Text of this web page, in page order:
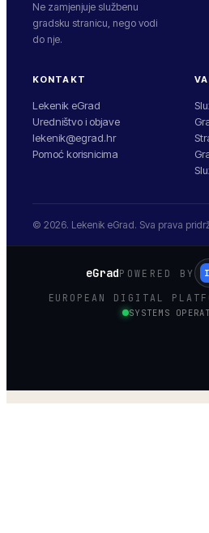
Ne zamjenjuje službenu
gradsku stranicu, nego vodi
do nje.
KONTAKT
Lekenik eGrad
Uredništvo i objave
lekenik@egrad.hr
Pomoć korisnicima
© 2026. Lekenik eGrad. Sva prava
eGradPOWERED BY
EUROPEAN DIGITAL
SYSTEMS